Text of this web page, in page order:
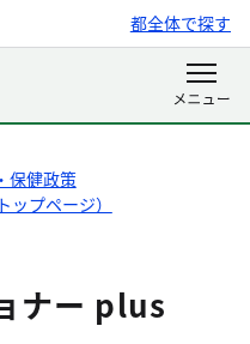
都全体で探す
保健政策
プページ）
ナー plus